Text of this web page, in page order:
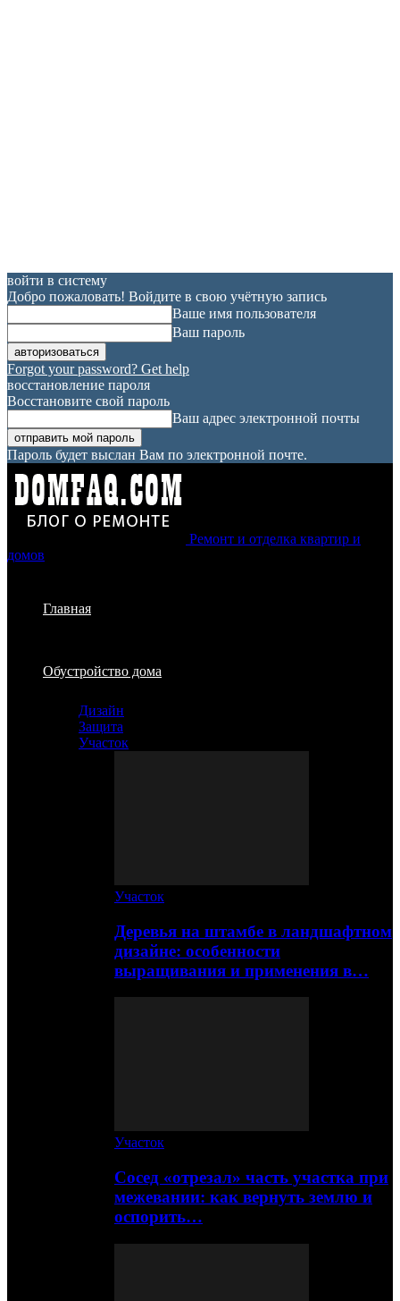
войти в систему
Добро пожаловать! Войдите в свою учётную запись
Ваше имя пользователя
Ваш пароль
Forgot your password? Get help
восстановление пароля
Восстановите свой пароль
Ваш адрес электронной почты
Пароль будет выслан Вам по электронной почте.
Ремонт и отделка квартир и
домов
Главная
Обустройство дома
Дизайн
Защита
Участок
Участок
Деревья на штамбе в ландшафтном
дизайне: особенности
выращивания и применения в…
Участок
Сосед «отрезал» часть участка при
межевании: как вернуть землю и
оспорить…